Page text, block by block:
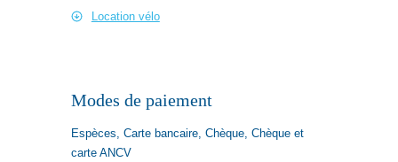
Location vélo
Modes de paiement
Espèces, Carte bancaire, Chèque, Chèque et
carte ANCV